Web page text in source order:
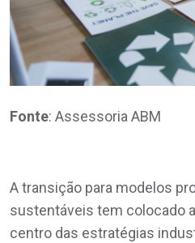
Fonte: Assessoria ABM
A transição para modelos
sustentáveis tem colocado
centro das estratégias